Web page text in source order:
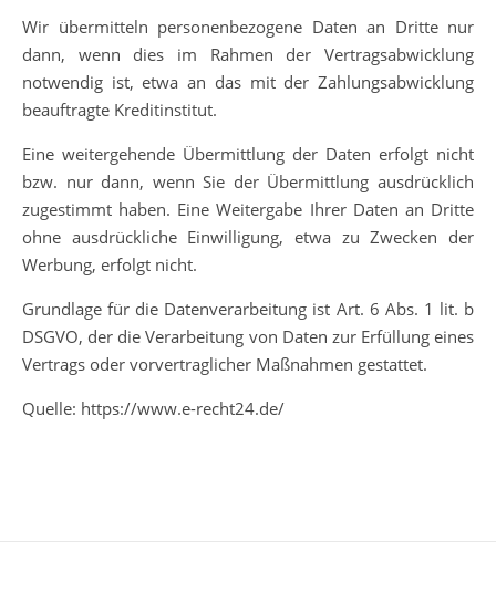
Wir übermitteln personenbezogene Daten an Dritte nur
dann, wenn dies im Rahmen der Vertragsabwicklung
notwendig ist, etwa an das mit der Zahlungsabwicklung
beauftragte Kreditinstitut.
Eine weitergehende Übermittlung der Daten erfolgt nicht
bzw. nur dann, wenn Sie der Übermittlung ausdrücklich
zugestimmt haben. Eine Weitergabe Ihrer Daten an Dritte
ohne ausdrückliche Einwilligung, etwa zu Zwecken der
Werbung, erfolgt nicht.
Grundlage für die Datenverarbeitung ist Art. 6 Abs. 1 lit. b
DSGVO, der die Verarbeitung von Daten zur Erfüllung eines
Vertrags oder vorvertraglicher Maßnahmen gestattet.
Quelle: https://www.e-recht24.de/